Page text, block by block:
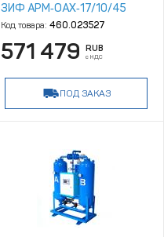
ЗИФ АРМ‑ОАХ‑17/10/45
Код товара: 460.023527
571 479 RUB
с НДС
ПОД ЗАКАЗ